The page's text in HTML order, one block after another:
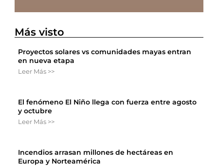
Más visto
Proyectos solares vs comunidades mayas entran
en nueva etapa
Leer Más >>
El fenómeno El Niño llega con fuerza entre agosto
y octubre
Leer Más >>
Incendios arrasan millones de hectáreas en
Europa y Norteamérica